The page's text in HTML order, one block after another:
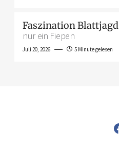
Faszination Blattjagd
nur ein Fiepen
Juli 20, 2026 5 Minute gelesen